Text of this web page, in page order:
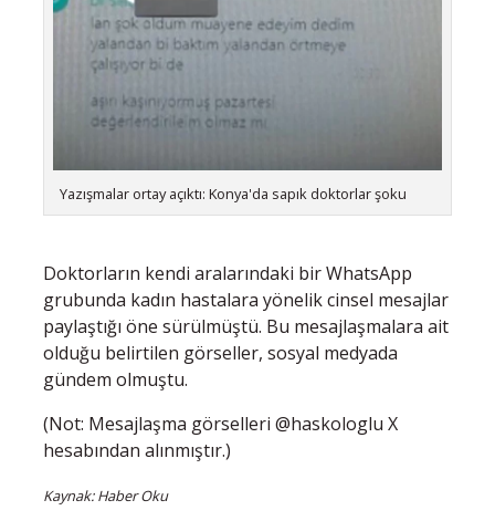
Yazışmalar ortay açıktı: Konya'da sapık doktorlar şoku
Doktorların kendi aralarındaki bir WhatsApp
grubunda kadın hastalara yönelik cinsel mesajlar
paylaştığı öne sürülmüştü. Bu mesajlaşmalara ait
olduğu belirtilen görseller, sosyal medyada
gündem olmuştu.
(Not: Mesajlaşma görselleri @haskologlu X
hesabından alınmıştır.)
Kaynak: Haber Oku